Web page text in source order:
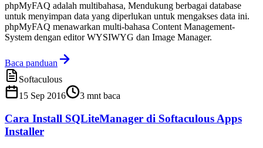
phpMyFAQ adalah multibahasa, Mendukung berbagai database
untuk menyimpan data yang diperlukan untuk mengakses data ini.
phpMyFAQ menawarkan multi-bahasa Content Management-
System dengan editor WYSIWYG dan Image Manager.
Baca panduan
Softaculous
15 Sep 2016
3 mnt baca
Cara Install SQLiteManager di Softaculous Apps
Installer